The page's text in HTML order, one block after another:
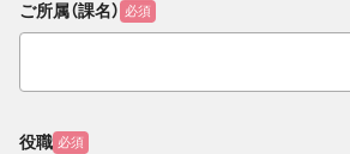
ご所属（課名） 必須
役職 必須